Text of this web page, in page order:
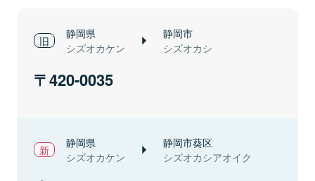
静岡県
シズオカケン
静岡市
シズオカシ
420-0035
静岡県
シズオカケン
静岡市葵区
シズオカシアオイク